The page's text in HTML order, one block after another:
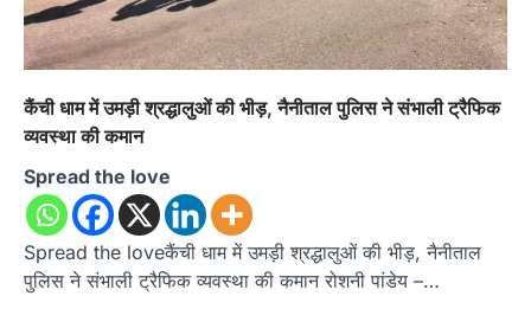
कैंची धाम में उमड़ी श्रद्धालुओं की भीड़, नैनीताल पुलिस ने संभाली ट्रैफिक
व्यवस्था की कमान
Spread the love
Spread the loveकैंची धाम में उमड़ी श्रद्धालुओं की भीड़, नैनीताल
पुलिस ने संभाली ट्रैफिक व्यवस्था की कमान रोशनी पांडेय –…